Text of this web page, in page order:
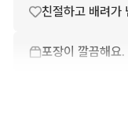
친절하고 배려가
포장이 깔끔해요.